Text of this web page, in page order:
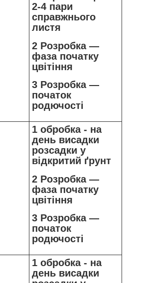
2-4 пари
справжнього
листя
2 Розробка —
фаза початку
цвітіння
3 Розробка —
початок
родючості
1 обробка - на
день висадки
розсадки у
відкритий ґрунт
2 Розробка —
фаза початку
цвітіння
3 Розробка —
початок
родючості
1 обробка - на
день висадки